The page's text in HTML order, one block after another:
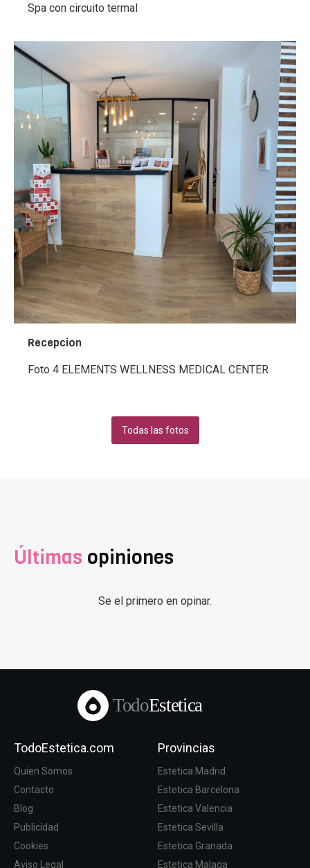
Spa con circuito termal
Recepcion
Foto 4 ELEMENTS WELLNESS MEDICAL CENTER
Todas las fotos
Últimas opiniones
Se el primero en opinar.
TodoEstetica
TodoEstetica.com
Quien Somos
Contacto
Blog
Publicidad
Cookies
Aviso Legal
Provincias
Estetica Madrid
Estetica Barcelona
Estetica Valencia
Estetica Sevilla
Estetica Granada
Estetica Malaga